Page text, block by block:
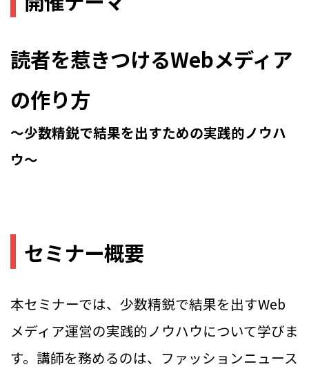
読者を惹きつけるWebメディア
の作り方
〜少数精鋭で結果を出すための実践的ノウハ
ウ〜
セミナー概要
本セミナーでは、少数精鋭で結果を出すWeb
メディア運営の実践的ノウハウについて学びま
す。講師を務めるのは、ファッションニュース